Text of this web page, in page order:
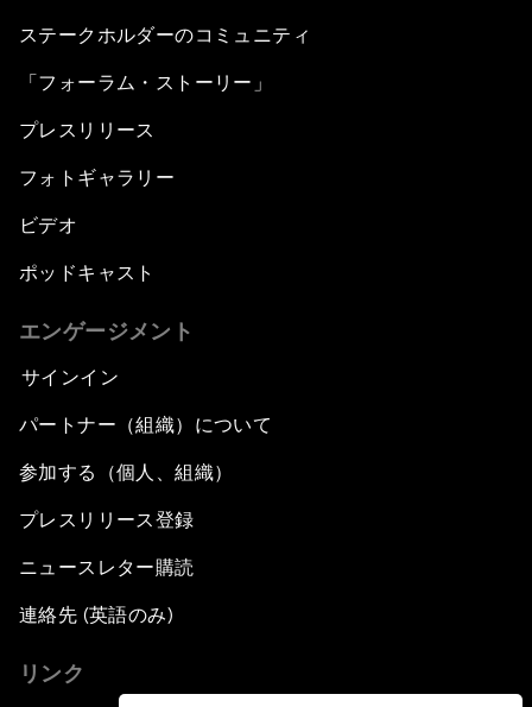
ステークホルダーのコミュニティ
「フォーラム・ストーリー」
プレスリリース
フォトギャラリー
ビデオ
ポッドキャスト
エンゲージメント
サインイン
パートナー（組織）について
参加する（個人、組織）
プレスリリース登録
ニュースレター購読
連絡先 (英語のみ)
リンク